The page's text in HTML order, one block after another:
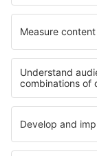
Cazare în
Cazare în Hoffman
Cele mai bune
Cazare in Pitztal
Cazare în